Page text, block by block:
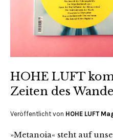
HOHE LUFT
Zeiten des
Veröffentlicht von HOHE LUFT
»Metanoia« steht auf